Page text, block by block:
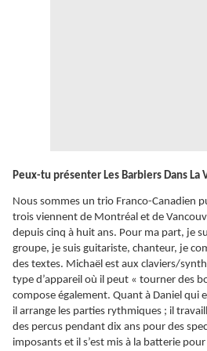
Peux-tu présenter Les Barbiers Dans
Nous sommes un trio Franco-Canadien
trois viennent de Montréal et de
depuis cinq à huit ans. Pour ma part, je
groupe, je suis guitariste, chanteur, je
des textes. Michaël est aux claviers/
type d’appareil où il peut « tourner des
compose également. Quant à Daniel qui
il arrange les parties rythmiques ; il
des percus pendant dix ans pour des
imposants et il s’est mis à la batterie pour